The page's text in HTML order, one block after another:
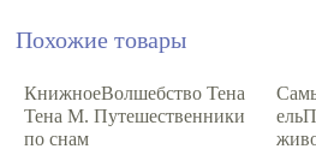
Похожие товары
КнижноеВолшебство Тена
Тена М. Путешественники
по снам